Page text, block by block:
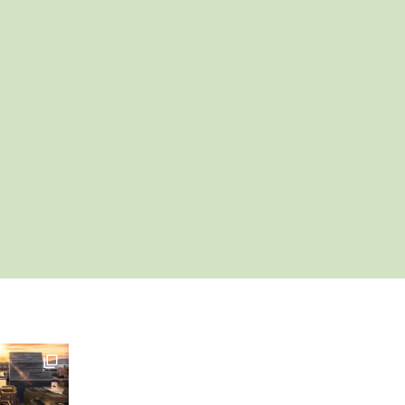
som vil synes dersom du følger lenken.
til et innlegg.
Denne posten har en bildekarusell som vil synes